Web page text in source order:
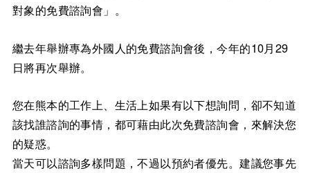
對象的免費諮詢會」。
繼去年舉辦專為外國人的免費諮詢會後，今年的10月29
日將再次舉辦。
您在熊本的工作上、生活上如果有以下想詢問，卻不知道
該找誰諮詢的事情，都可藉由此次免費諮詢會，來解決您
的疑惑。
當天可以諮詢多樣問題，不過以預約者優先。建議您事先